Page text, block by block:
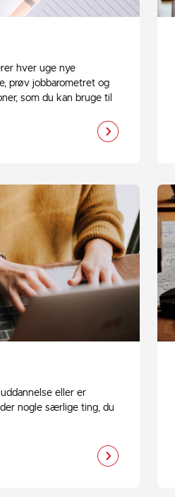
hver uge nye
prøv jobbarometret og
som du kan bruge til
eller er
nogle særlige ting, du